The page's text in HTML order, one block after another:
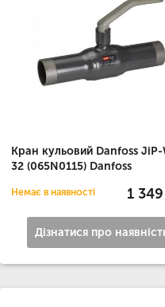
Кран кульовий Danfoss JiP-
32 (065N0115) Danfoss
Немає в наявності 1
Дізнатися про